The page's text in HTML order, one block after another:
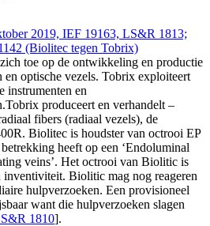
2019, IEF 19163, LS&R 1813;
(Biolitec tegen Tobrix)
toe op de ontwikkeling en productie
en optische vezels. Tobrix exploiteert
instrumenten en
produceert en verhandelt –
fibers (radiaal vezels), de
Biolitec is houdster van octrooi EP
heeft op een ‘Endoluminal
veins’. Het octrooi van Biolitic is
inventiviteit. Biolitic mag nog reageren
hulpverzoeken. Een provisioneel
want die hulpverzoeken slagen
1810].